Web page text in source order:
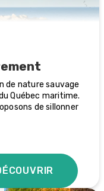
de nature sauvage
Québec maritime.
de sillonner